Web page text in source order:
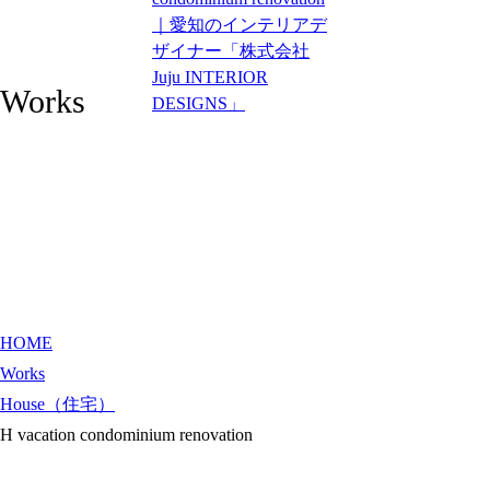
CONCEPT
RECRUIT
CONTACT
Works
HOME
Works
House（住宅）
H vacation condominium renovation